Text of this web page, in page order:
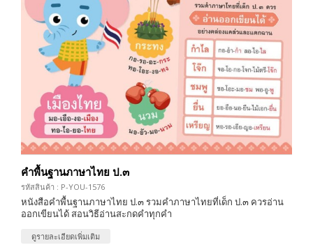
คำพื้นฐานภาษาไทย ป.๓
รหัสสินค้า : P-YOU-1576
หนังสือคำพื้นฐานภาษาไทย ป.๓ รวมคำภาษาไทยที่เด็ก ป.๓ ควรอ่าน
ออกเขียนได้ สอนวิธีอ่านสะกดคำทุกคำ
ดูรายละเอียดเพิ่มเติม